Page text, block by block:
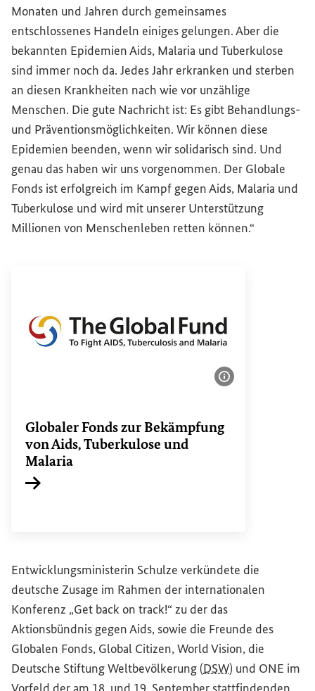
Monaten und Jahren durch gemeinsames
entschlossenes Handeln einiges gelungen. Aber die
bekannten Epidemien Aids, Malaria und Tuberkulose
sind immer noch da. Jedes Jahr erkranken und sterben
an diesen Krankheiten nach wie vor unzählige
Menschen. Die gute Nachricht ist: Es gibt Behandlungs-
und Präventionsmöglichkeiten. Wir können diese
Epidemien beenden, wenn wir solidarisch sind. Und
genau das haben wir uns vorgenommen. Der Globale
Fonds ist erfolgreich im Kampf gegen Aids, Malaria und
Tuberkulose und wird mit unserer Unterstützung
Millionen von Menschenleben retten können.“
Globaler Fonds zur Bekämpfung
von Aids, Tuberkulose und
Malaria
Entwicklungsministerin Schulze verkündete die
deutsche Zusage im Rahmen der internationalen
Konferenz „Get back on track!“ zu der das
Aktionsbündnis gegen Aids, sowie die Freunde des
Globalen Fonds, Global Citizen, World Vision, die
Deutsche Stiftung Weltbevölkerung (DSW) und ONE im